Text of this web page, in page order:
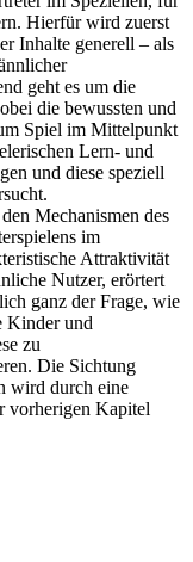
Hierfür wird zuerst
Inhalte generell – als
geht es um die
die bewussten und
Spiel im Mittelpunkt
Lern- und
und diese speziell
Mechanismen des
im
Attraktivität
Nutzer, erörtert
ganz der Frage, wie
Kinder und
zu
Die Sichtung
wird durch eine
vorherigen Kapitel